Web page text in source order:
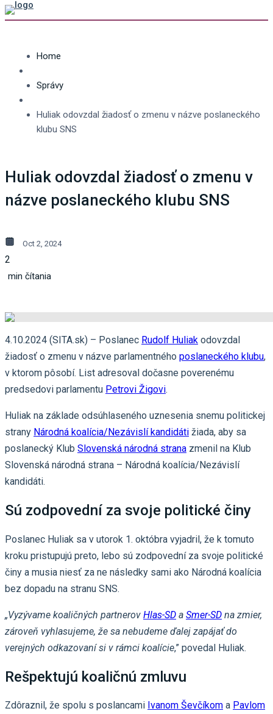
Home
Správy
Huliak odovzdal žiadosť o zmenu v názve poslaneckého
klubu SNS
Huliak odovzdal žiadosť o zmenu v
názve poslaneckého klubu SNS
Oct 2, 2024
2
min čítania
4.10.2024 (SITA.sk) – Poslanec Rudolf Huliak odovzdal
žiadosť o zmenu v názve parlamentného poslaneckého klubu,
v ktorom pôsobí. List adresoval dočasne poverenému
predsedovi parlamentu Petrovi Žigovi.
Huliak na základe odsúhlaseného uznesenia snemu politickej
strany Národná koalícia/Nezávislí kandidáti žiada, aby sa
poslanecký Klub Slovenská národná strana zmenil na Klub
Slovenská národná strana – Národná koalícia/Nezávislí
kandidáti.
Sú zodpovední za svoje politické činy
Poslanec Huliak sa v utorok 1. októbra vyjadril, že k tomuto
kroku pristupujú preto, lebo sú zodpovední za svoje politické
činy a musia niesť za ne následky sami ako Národná koalícia
bez dopadu na stranu SNS.
„Vyzývame koaličných partnerov Hlas-SD a Smer-SD na zmier,
zároveň vyhlasujeme, že sa nebudeme ďalej zapájať do
verejných odkazovaní si v rámci koalície,” povedal Huliak.
Rešpektujú koaličnú zmluvu
Zdôraznil, že spolu s poslancami Ivanom Ševčíkom a Pavlom